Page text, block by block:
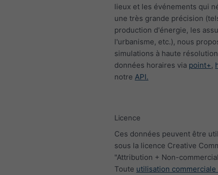
lieux et les événements qui
une très grande précision
production d'énergie, les
l'urbanisme, etc.), nous
simulations à haute
données horaires via point+,
notre API.
Licence
Ces données peuvent être
sous la licence Creative
"Attribution + Non-
Toute utilisation commerciale